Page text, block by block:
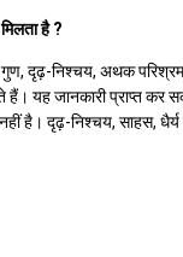
है ?
दृढ़-निश्चय, अथक
यह जानकारी प्राप्त कर
है। दृढ़-निश्चय, साहस, धैर्य